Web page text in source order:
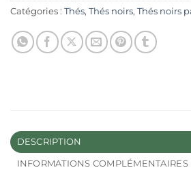
Catégories : Thés, Thés noirs, Thés noirs
DESCRIPTION
INFORMATIONS COMPLÉMENTAIRES